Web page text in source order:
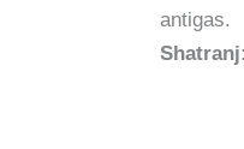
antigas.